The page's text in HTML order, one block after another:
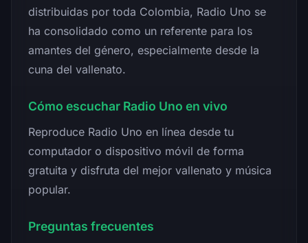
distribuidas por toda Colombia, Radio Uno se
ha consolidado como un referente para los
amantes del género, especialmente desde la
cuna del vallenato.
Cómo escuchar Radio Uno en vivo
Reproduce Radio Uno en línea desde tu
computador o dispositivo móvil de forma
gratuita y disfruta del mejor vallenato y música
popular.
Preguntas frecuentes